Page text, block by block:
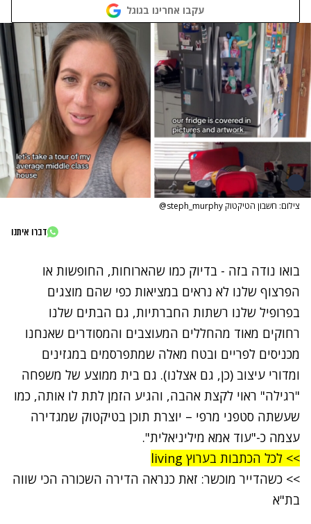
עקבו אחרינו בגוגל
צילום: חשבון הטיקטוק steph_murphy@
דברו איתנו
בואו נודה בזה - בדיוק כמו שהארוחות, החופשות או
הפרצוף שלנו לא נראים במציאות כפי שהם מוצגים
בפרופיל שלנו רשתות החברתיות, גם הבתים שלנו
רחוקים מאוד מהחללים המעוצבים והמסודרים שאנחנו
מכניסים לפריים ובטח מאלה שמתפרסמים במגזינים
ומדורי עיצוב (כן, גם אצלנו). גם בית ממוצע של משפחה
"רגילה" ראוי לקצת אהבה, והגיע הזמן לתת לו אותה, כמו
שעשתה סטפני מרפי – יוצרת תוכן בטיקטוק שמגדירה
עצמה כ-"עוד אמא מיליניאלית".
>> לכל הכתבות בערוץ living
>> כשהדייר מוכשר: זאת כנראה הדירה השכורה הכי שווה
בת"א